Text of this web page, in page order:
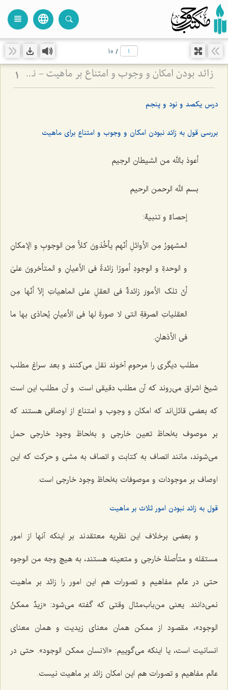
language
view_headline
/
10
زائد بودن امکان و وجوب و امتناع بر ماهیت - نقد دیدگاه اتحاد جهات ثلاث با ماهیات 1
درس یکصد و نود و پنجم
بررسی قول به زائد نبودن امکان و وجوب و امتناع برای ماهیت
أعوذ بالله من الشیطان الرجیم
بسم الله الرحمن الرحیم
إحصاءٌ و تنبیهٌ:
المشهورُ مِن الأوائلِ أنّهم یأخُذونَ کلاًّ مِن الوجوبِ و الإمکانِ
و الوحدةِ و الوجودِ أمورًا زائدةً فی الأعیانِ‌ و المتأخرونَ علىٰ
أنّ تلک الأمورَ زائدةٌ فی العقلِ على الماهیاتِ إلاّ أنّها مِن
العقلیاتِ الصرفةِ التی لا صورةَ لها فی الأعیانِ یُحاذی بها ما
فی الأذهانِ.
مطلب دیگری را مرحوم آخوند نقل مى‌کنند و بعد سراغ مطلب
شیخ اشراق مى‌روند که آن مطلب دقیقى است. و آن مطلب این است
که بعضى قائل‌اند که امکان و وجوب و امتناع از اوصافى هستند که
بر موصوف به‌لحاظ تعین خارجى و به‌لحاظ وجود خارجى حمل
مى‌شوند، مانند اتصاف به کتابت و اتصاف به مشى و حرکت که این
اوصاف بر موجودات و موصوفات به‌لحاظ وجود خارجى است.
قول به زائد نبودن امور ثلاث بر ماهیت
و بعضى برخلاف این نظریه معتقدند بر اینکه آنها از امور
مستقله و متأصلۀ خارجى و متعینه هستند، به هیچ وجه من الوجوه
حتى در عالم مفاهیم و تصورات هم این امور را زائد بر ماهیت
نمى‌دانند. یعنى من‌باب‌مثال وقتى که گفته مى‌شود: «زیدٌ ممکنُ
الوجود»، مقصود از ممکن همان معناى زیدیت و همان معناى
انسانیت است، یا اینکه مى‌گوییم: «الانسان ممکن الوجود». حتى در
عالم مفاهیم و تصورات هم این امکان زائد بر ماهیت نیست.